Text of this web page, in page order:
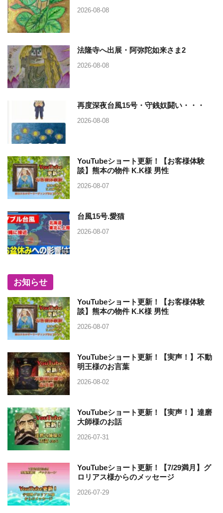
2026-08-08
法隆寺へ出展・阿弥陀如来さま2
2026-08-08
再度深夜台風15号・守銭奴闘い・・・
2026-08-08
YouTubeショート更新！【お客様体験
談】熊本の物件 K.K様 男性
2026-08-07
台風15号.愛猫
2026-08-07
お知らせ
YouTubeショート更新！【お客様体験
談】熊本の物件 K.K様 男性
2026-08-07
YouTubeショート更新！【実声！】不動
明王様のお言葉
2026-08-02
YouTubeショート更新！【実声！】達磨
大師様のお話
2026-07-31
YouTubeショート更新！【7/29満月】グ
ロリアス様からのメッセージ
2026-07-29